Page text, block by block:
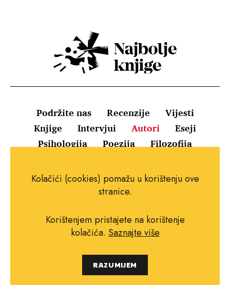
Podržite nas Recenzije
Vijesti
Knjige
Intervjui Autori
Eseji
Psihologija
Poezija Filozofija
Uvjeti korištenja
Pravila o kolačićima
Impressum
Copyright © 2010.-2021. najboljeknjige.com.
Kolačići (cookies) pomažu u korištenju ove
stranice.
Korištenjem pristajete na korištenje
kolačića. Saznajte više
RAZUMIJEM